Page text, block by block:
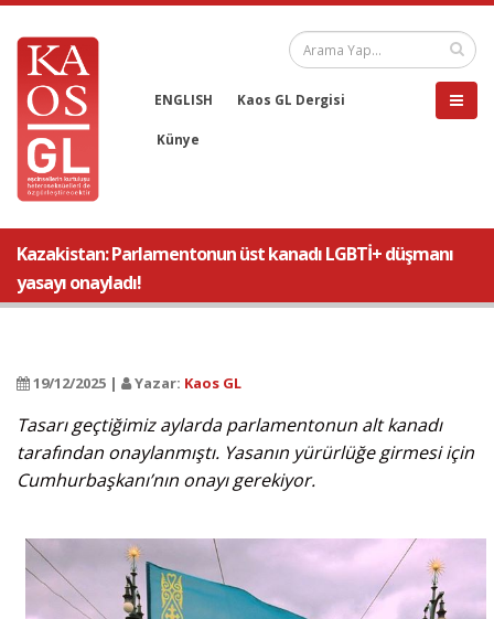
ENGLISH Kaos GL Dergisi
Künye
Kazakistan: Parlamentonun üst kanadı LGBTİ+ düşmanı
yasayı onayladı!
19/12/2025 | Yazar: Kaos GL
Tasarı geçtiğimiz aylarda parlamentonun alt kanadı
tarafından onaylanmıştı. Yasanın yürürlüğe girmesi için
Cumhurbaşkanı’nın onayı gerekiyor.